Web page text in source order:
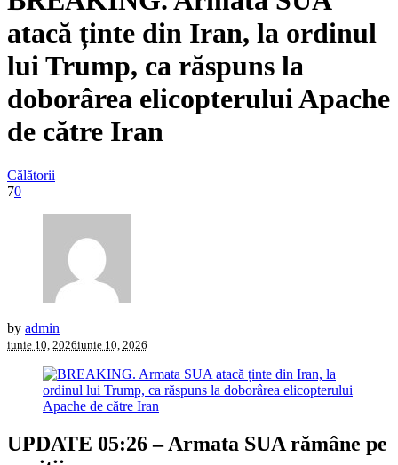
atacă ținte din Iran, la ordinul
lui Trump, ca răspuns la
doborârea elicopterului Apache
de către Iran
Călătorii
70
by admin
iunie 10, 2026iunie 10, 2026
UPDATE 05:26 – Armata SUA rămâne pe